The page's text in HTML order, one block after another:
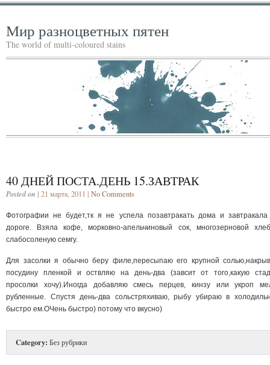
Мир разноцветных пятен
The world of multi-coloured stains
40 ДНЕЙ ПОСТА.ДЕНЬ 15.ЗАВТРАК
Posted on | 21 марта, 2011 | No Comments
Фотографии не будет,тк я не успела позавтракать дома и
дороге. Взяла кофе, морковно-апельчиновый сок, многозерновой
слабосоленую семгу.
Для засолки я обычно беру филе,пересыпаю его крупной
посудину пленкой и оствляю на день-два (завсит от того,какую
просолки хочу).Иногда добавляю смесь перцев, кинзу или укроп
рубленные. Спустя день-два сольстряхиваю, рыбу убираю в
быстро ем.ОЧень быстро) потому что вкусно)
Category: Без рубрики